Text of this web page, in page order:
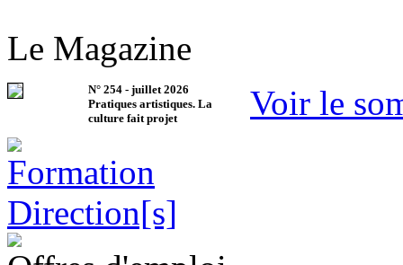
Le Magazine
N° 254 - juillet 2026
Pratiques artistiques. La
culture fait projet
Voir le